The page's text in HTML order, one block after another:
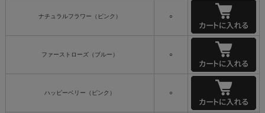
ナチュラルフラワー（ピンク） ○
ファーストローズ（ブルー） ○
ハッピーベリー（ピンク） ○